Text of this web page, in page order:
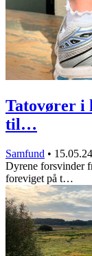
Tatovører i
til…
Samfund • 15.05.24
Dyrene forsvinder
foreviget på t…